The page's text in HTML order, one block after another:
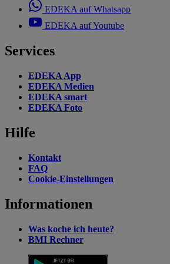
EDEKA auf Whatsapp
EDEKA auf Youtube
Services
EDEKA App
EDEKA Medien
EDEKA smart
EDEKA Foto
Hilfe
Kontakt
FAQ
Cookie-Einstellungen
Informationen
Was koche ich heute?
BMI Rechner